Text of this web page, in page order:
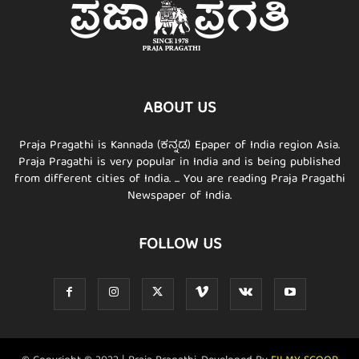
ABOUT US
Praja Pragathi is Kannada (ಕನ್ನಡ) Epaper of India region Asia.
Praja Pragathi is very popular in India and is being published
from different cities of India. ... You are reading Praja Pragathi
Newspaper of India.
FOLLOW US